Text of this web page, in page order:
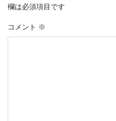
欄は必須項目です
コメント ※